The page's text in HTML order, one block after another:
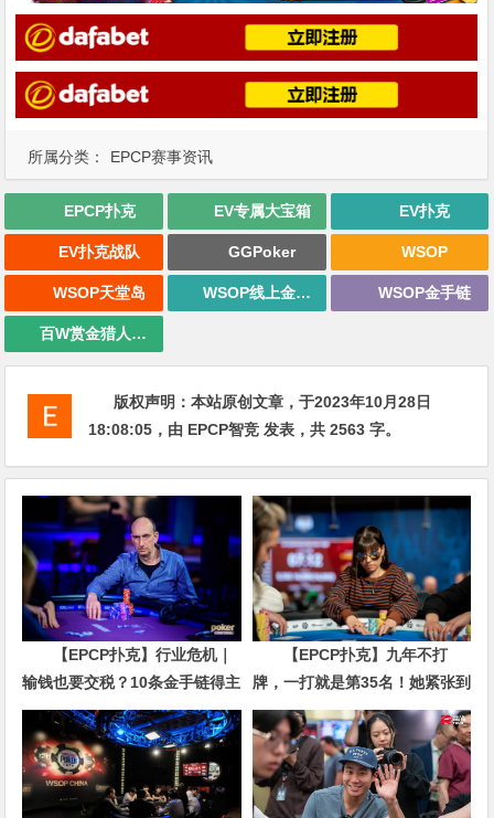
所属分类： EPCP赛事资讯
EPCP扑克 EV专属大宝箱 EV扑克
EV扑克战队 GGPoker WSOP
WSOP天堂岛 WSOP线上金手链 WSOP金手链
百W赏金猎人大奖赛
版权声明：本站原创文章，于2023年10月28日
18:08:05 ，由 EPCP智竞 发表，共 2563 字。
【EPCP扑克】行业危机｜
输钱也要交税？10条金手链得主
直言“扛不住”，主动砍掉四分之
三比赛
【EPCP扑克】九年不打
牌，一打就是第35名！她紧张到
脚悬空，但全世界以为她很淡定